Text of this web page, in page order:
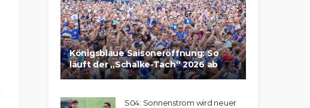
Königsblaue Saisoneröffnung: So
läuft der „Schalke-Tach“ 2026 ab
S04: Sonnenstrom wird neuer